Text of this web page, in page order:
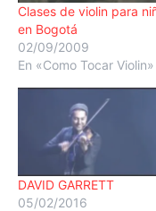
Clases de violin para
en Bogotá
02/09/2009
En «Como Tocar Violin»
DAVID GARRETT
05/02/2016